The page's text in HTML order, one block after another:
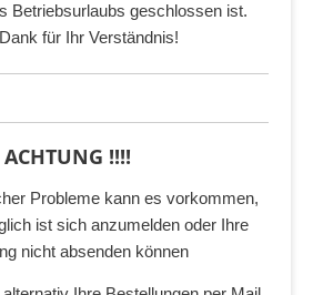
Betriebsurlaubs geschlossen ist.
für Ihr Verständnis!
ACHTUNG !!!!
Probleme kann es vorkommen,
ist sich anzumelden oder Ihre
nicht absenden können